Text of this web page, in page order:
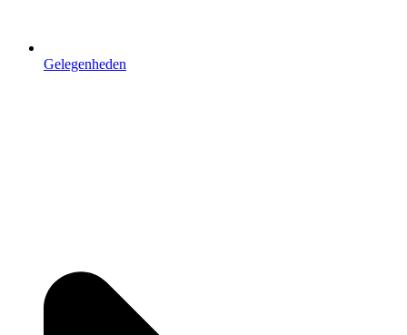
Gelegenheden